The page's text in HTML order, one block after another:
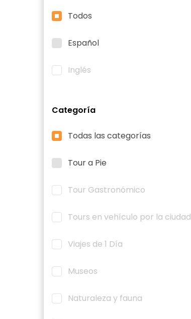
Todos
Español
Inglés
Categoría
Todas las categorías
Tour a Pie
Tour Gastronómico
Tours en vehículo por la ciudad
Viajes de 1 Día
Museos
Naturaleza y fauna